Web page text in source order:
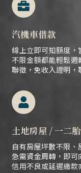
汽機車借款
線上立即可知額度
不限金額都能輕鬆週
聯徵，免收入證明，
土地房屋 / 一二
自有房屋坪數不限
急需資金周轉，即可
信用不良或延遲繳款